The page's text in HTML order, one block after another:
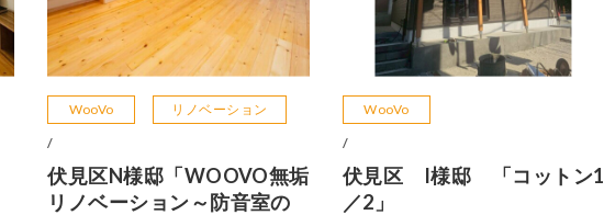
WooVo リノベーション
/
伏見区N様邸「WOOVO無垢
リノベーション～防音室の
WooVo
/
伏見区 I様邸 「コットン1
／2」